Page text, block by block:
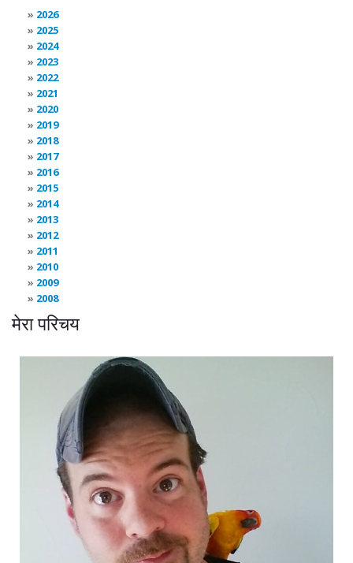
2026
2025
2024
2023
2022
2021
2020
2019
2018
2017
2016
2015
2014
2013
2012
2011
2010
2009
2008
मेरा परिचय